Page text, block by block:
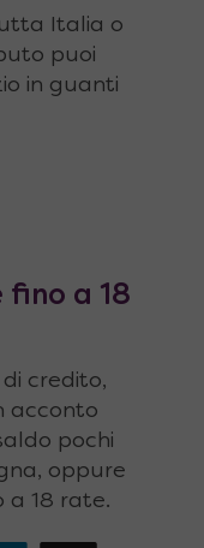
Italia o
puoi
in guanti
fino a 18
credito,
acconto
pochi
oppure
a 18 rate.